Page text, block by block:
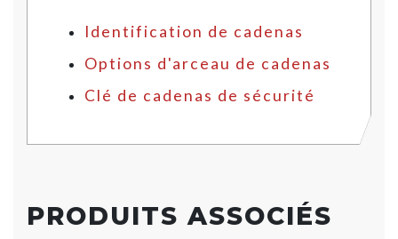
Identification de cadenas
Options d'arceau de cadenas
Clé de cadenas de sécurité
PRODUITS ASSOCIÉS